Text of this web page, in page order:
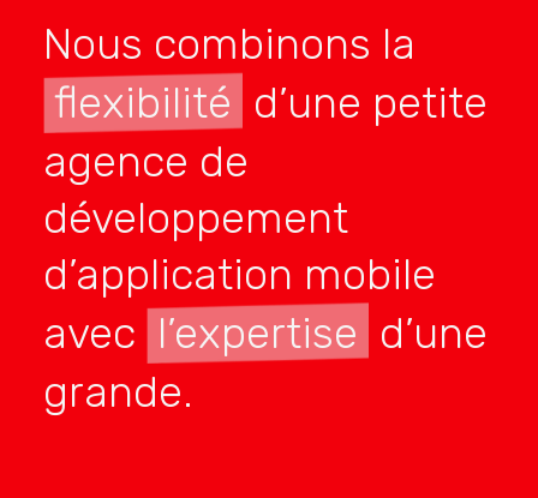
Nous combinons la
flexibilité d’une petite
agence de
développement
d’application mobile
avec l’expertise d’une
grande.